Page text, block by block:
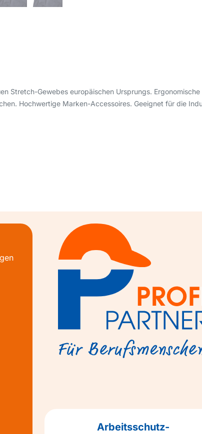
Stretch-Gewebes europäischen Ursprungs.
Hochwertige Marken-Accessoires. Geeignet für die
Arbeitsschutz-